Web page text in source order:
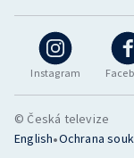
Instagram
© Česká televize
English•Ochrana